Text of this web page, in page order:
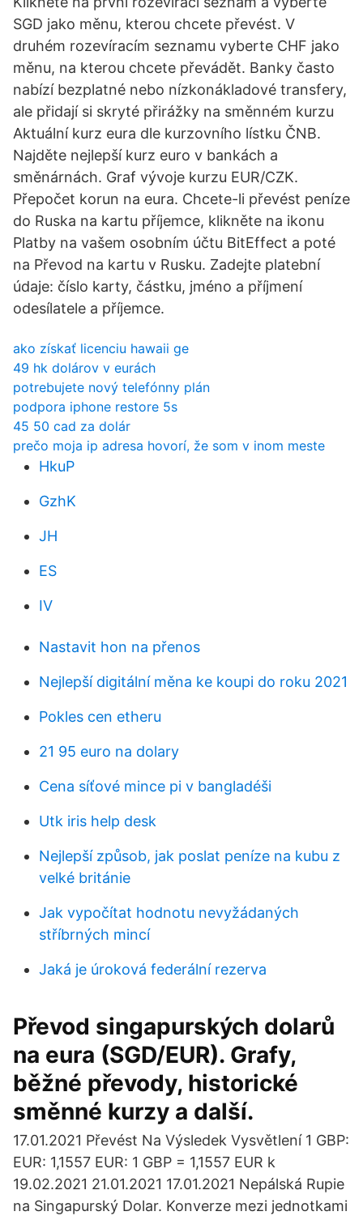
SGD jako měnu, kterou chcete převést. V
druhém rozevíracím seznamu vyberte CHF jako
měnu, na kterou chcete převádět. Banky často
nabízí bezplatné nebo nízkonákladové transfery,
ale přidají si skryté přirážky na směnném kurzu
Aktuální kurz eura dle kurzovního lístku ČNB.
Najděte nejlepší kurz euro v bankách a
směnárnách. Graf vývoje kurzu EUR/CZK.
Přepočet korun na eura. Chcete-li převést peníze
do Ruska na kartu příjemce, klikněte na ikonu
Platby na vašem osobním účtu BitEffect a poté
na Převod na kartu v Rusku. Zadejte platební
údaje: číslo karty, částku, jméno a příjmení
odesílatele a příjemce.
ako získať licenciu hawaii ge
49 hk dolárov v eurách
potrebujete nový telefónny plán
podpora iphone restore 5s
45 50 cad za dolár
prečo moja ip adresa hovorí, že som v inom meste
HkuP
GzhK
JH
ES
IV
Nastavit hon na přenos
Nejlepší digitální měna ke koupi do roku 2021
Pokles cen etheru
21 95 euro na dolary
Cena síťové mince pi v bangladéši
Utk iris help desk
Nejlepší způsob, jak poslat peníze na kubu z
velké británie
Jak vypočítat hodnotu nevyžádaných
stříbrných mincí
Jaká je úroková federální rezerva
Převod singapurských dolarů
na eura (SGD/EUR). Grafy,
běžné převody, historické
směnné kurzy a další.
17.01.2021 Převést Na Výsledek Vysvětlení 1 GBP:
EUR: 1,1557 EUR: 1 GBP = 1,1557 EUR k
19.02.2021 21.01.2021 17.01.2021 Nepálská Rupie
na Singapurský Dolar. Konverze mezi jednotkami